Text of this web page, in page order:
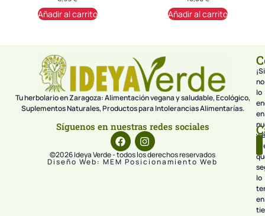
Añadir al carrito Añadir al carrito
Tu herbolario en Zaragoza: Alimentación vegana y saludable, Ecológico,
Suplementos Naturales, Productos para Intolerancias Alimentarías.
Síguenos en nuestras redes sociales
©2026 Ideya Verde - todos los derechos reservados
Diseño Web: MEM Posicionamiento Web
¡Si
no
lo
en
lo
en